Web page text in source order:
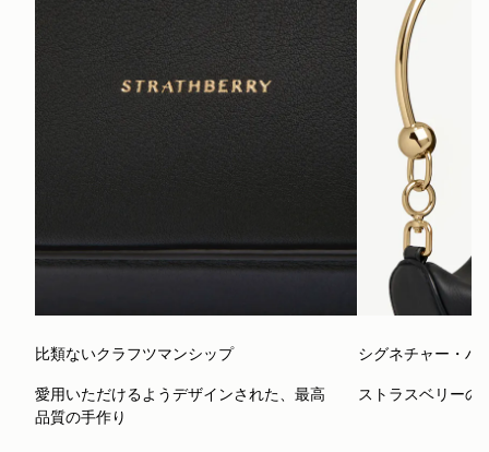
比類ないクラフツマンシップ
愛用いただけるようデザインされた、最高
品質の手作り
シグネチャー・ハ
ストラスベリーの